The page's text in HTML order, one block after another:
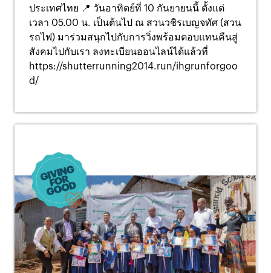
ประเทศไทย 📍 วันอาทิตย์ที่ 10 กันยายนนี้ ตั้งแต่
เวลา 05.00 น. เป็นต้นไป ณ สวนวชิรเบญจทัศ (สวน
รถไฟ) มาร่วมสนุกไปกับการวิ่งพร้อมตอบแทนคืนสู่
สังคมไปกับเรา ลงทะเบียนออนไลน์ได้แล้วที่
https://shutterrunning2014.run/ihgrunforgoo
d/